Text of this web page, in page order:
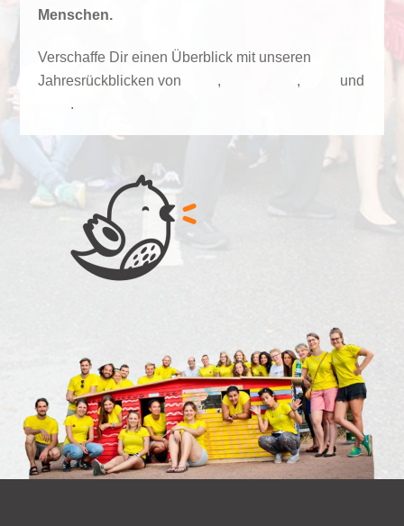
Menschen.
Verschaffe Dir einen Überblick mit unseren
Jahresrückblicken von
, ,
und
.